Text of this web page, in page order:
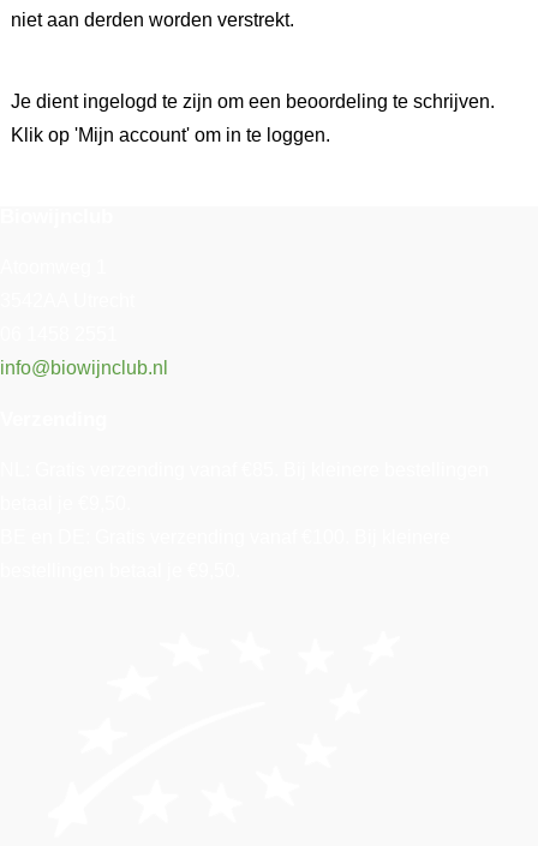
niet aan derden worden verstrekt.
Je dient ingelogd te zijn om een beoordeling te schrijven.
Klik op 'Mijn account' om in te loggen.
info@biowijnclub.nl